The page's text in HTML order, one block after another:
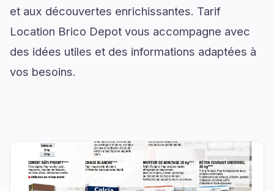
et aux découvertes enrichissantes. Tarif
Location Brico Depot vous accompagne avec
des idées utiles et des informations adaptées à
vos besoins.